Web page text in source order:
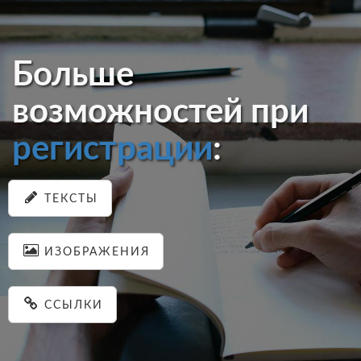
Больше
возможностей при
регистрации:
ТЕКСТЫ
ИЗОБРАЖЕНИЯ
ССЫЛКИ